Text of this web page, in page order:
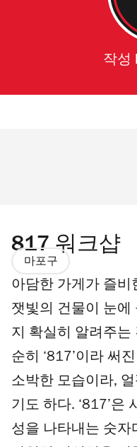
작성
817 워크샵
마포구
아담한 가게가 즐비
잿빛의 건물이 눈에
지 확실히 알려주는
순히 ‘817’이라 써
소박한 모습이라,
기도 하다. ‘817’은
성을 나타내는 숫자